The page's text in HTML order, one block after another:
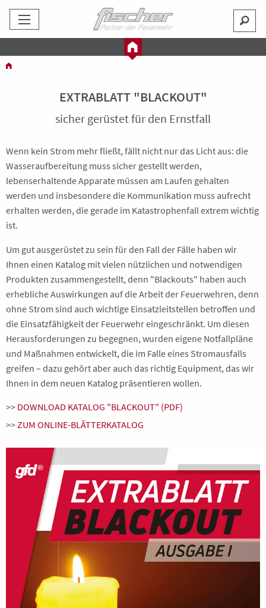
EXTRABLATT "BLACKOUT"
sicher gerüstet für den Ernstfall
Wenn kein Strom mehr fließt, fällt nicht nur das Licht aus: die
Wasseraufbereitung muss sicher gestellt werden,
lebenserhaltende Apparate müssen am Laufen gehalten
werden und insbesondere die Kommunikation muss aufrecht
erhalten werden, die gerade im Katastrophenfall extrem wichtig
ist.
Um gut ausgerüstet zu sein für den Fall der Fälle haben wir
Ihnen einen Katalog mit vielen nützlichen und notwendigen
Produkten zusammengestellt, denn "Blackouts" haben auch
erhebliche Auswirkungen auf die Arbeit der Feuerwehren, denn
ohne Strom sind auch wichtige Einsatzleitstellen betroffen und
die Einsatzfähigkeit der Feuerwehr eingeschränkt. Um diesen
Herausforderungen zu begegnen, wurden eigene Notfallpläne
und Maßnahmen entwickelt, die im Falle eines Stromausfalls
greifen – dazu gehört aber auch das richtig Equipment, das wir
Ihnen in dem neuen Katalog präsentieren wollen.
>> DOWNLOAD KATALOG "BLACKOUT" (PDF)
>>ZUM ONLINE-BLÄTTERKATALOG